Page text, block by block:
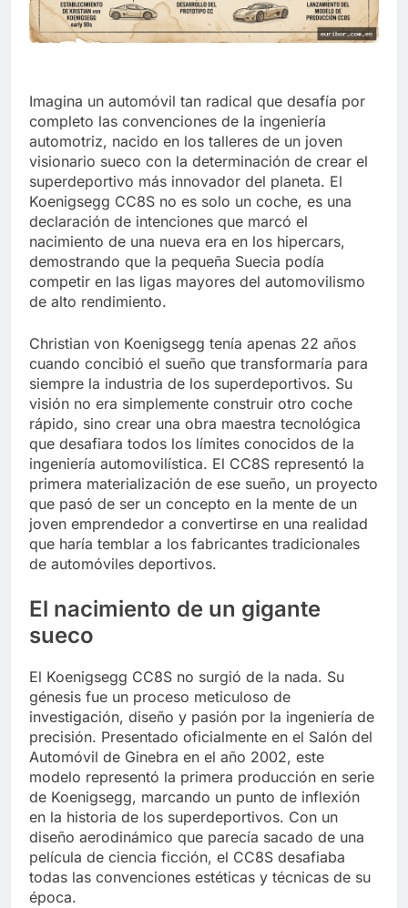
Imagina un automóvil tan radical que desafía por
completo las convenciones de la ingeniería
automotriz, nacido en los talleres de un joven
visionario sueco con la determinación de crear el
superdeportivo más innovador del planeta. El
Koenigsegg CC8S no es solo un coche, es una
declaración de intenciones que marcó el
nacimiento de una nueva era en los hipercars,
demostrando que la pequeña Suecia podía
competir en las ligas mayores del automovilismo
de alto rendimiento.
Christian von Koenigsegg tenía apenas 22 años
cuando concibió el sueño que transformaría para
siempre la industria de los superdeportivos. Su
visión no era simplemente construir otro coche
rápido, sino crear una obra maestra tecnológica
que desafiara todos los límites conocidos de la
ingeniería automovilística. El CC8S representó la
primera materialización de ese sueño, un proyecto
que pasó de ser un concepto en la mente de un
joven emprendedor a convertirse en una realidad
que haría temblar a los fabricantes tradicionales
de automóviles deportivos.
El nacimiento de un gigante
sueco
El Koenigsegg CC8S no surgió de la nada. Su
génesis fue un proceso meticuloso de
investigación, diseño y pasión por la ingeniería de
precisión. Presentado oficialmente en el Salón del
Automóvil de Ginebra en el año 2002, este
modelo representó la primera producción en serie
de Koenigsegg, marcando un punto de inflexión
en la historia de los superdeportivos. Con un
diseño aerodinámico que parecía sacado de una
película de ciencia ficción, el CC8S desafiaba
todas las convenciones estéticas y técnicas de su
época.